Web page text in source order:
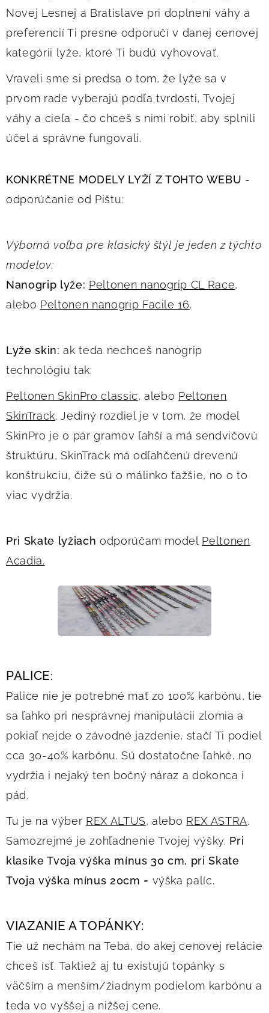
Novej Lesnej a Bratislave pri doplnení váhy a
preferencií Ti presne odporučí v danej cenovej
kategórii lyže, ktoré Ti budú vyhovovať.
Vraveli sme si predsa o tom, že lyže sa v
prvom rade vyberajú podľa tvrdosti, Tvojej
váhy a cieľa - čo chceš s nimi robiť, aby splnili
účel a správne fungovali.
KONKRÉTNE MODELY LYŽÍ Z TOHTO WEBU -
odporúčanie od Pištu:
Výborná voľba pre klasický štýl je jeden z týchto
modelov:
Nanogrip lyže: Peltonen nanogrip CL Race,
alebo Peltonen nanogrip Facile 16.
Lyže skin: ak teda nechceš nanogrip
technológiu tak:
Peltonen SkinPro classic, alebo Peltonen
SkinTrack. Jediný rozdiel je v tom, že model
SkinPro je o pár gramov ľahší a má sendvičovú
štruktúru, SkinTrack má odľahčenú drevenú
konštrukciu, čiže sú o málinko ťažšie, no o to
viac vydržia.
Pri Skate lyžiach odporúčam model Peltonen
Acadia.
PALICE:
Palice nie je potrebné mať zo 100% karbónu, tie
sa ľahko pri nesprávnej manipulácii zlomia a
pokiaľ nejde o závodné jazdenie, stačí Ti podiel
cca 30-40% karbónu. Sú dostatočne ľahké, no
vydržia i nejaký ten bočný náraz a dokonca i
pád.
Tu je na výber REX ALTUS, alebo REX ASTRA.
Samozrejmé je zohľadnenie Tvojej výšky. Pri
klasike Tvoja výška mínus 30 cm, pri Skate
Tvoja výška mínus 20cm = výška palíc.
VIAZANIE A TOPÁNKY:
Tie už nechám na Teba, do akej cenovej relácie
chceš ísť. Taktiež aj tu existujú topánky s
väčším a menším/žiadnym podielom karbónu a
teda vo vyššej a nižšej cene.